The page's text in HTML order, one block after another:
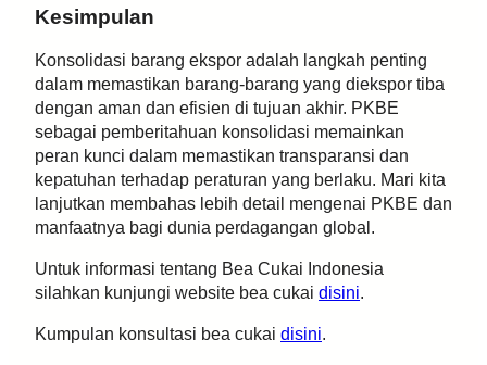
Kesimpulan
Konsolidasi barang ekspor adalah langkah penting
dalam memastikan barang-barang yang diekspor tiba
dengan aman dan efisien di tujuan akhir. PKBE
sebagai pemberitahuan konsolidasi memainkan
peran kunci dalam memastikan transparansi dan
kepatuhan terhadap peraturan yang berlaku. Mari kita
lanjutkan membahas lebih detail mengenai PKBE dan
manfaatnya bagi dunia perdagangan global.
Untuk informasi tentang Bea Cukai Indonesia
silahkan kunjungi website bea cukai disini.
Kumpulan konsultasi bea cukai disini.